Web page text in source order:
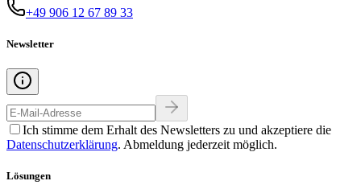
+49 906 12 67 89 33
Newsletter
Ich stimme dem Erhalt des Newsletters zu und akzeptiere die
Datenschutzerklärung. Abmeldung jederzeit möglich.
Lösungen